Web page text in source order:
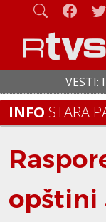
VESTI: I
INFO STARA
opštini